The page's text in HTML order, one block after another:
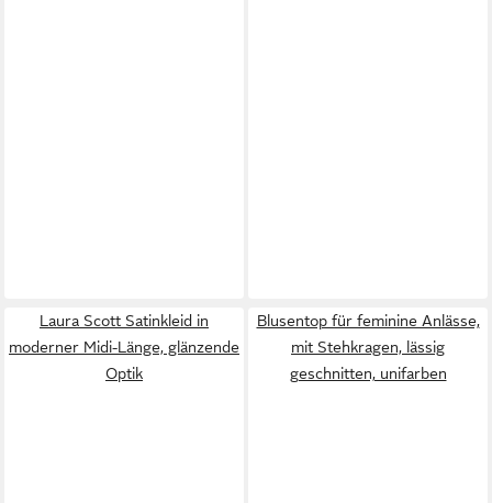
Laura Scott Satinkleid in
moderner Midi-Länge, glänzende
Optik
Blusentop für feminine Anlässe,
mit Stehkragen, lässig
geschnitten, unifarben